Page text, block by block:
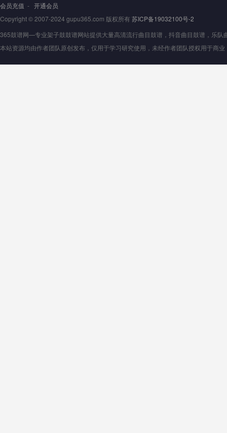
会员充值 - 开通会员
Copyright © 2007-2024 gupu365.com 版权所有苏ICP备19032100号-2
365鼓谱网—专业架子鼓鼓谱网站提供大量高清流行曲目鼓谱，抖音曲目鼓谱，乐
本站资源均由作者团队原创发布，仅用于学习研究使用，未经作者团队授权用于商